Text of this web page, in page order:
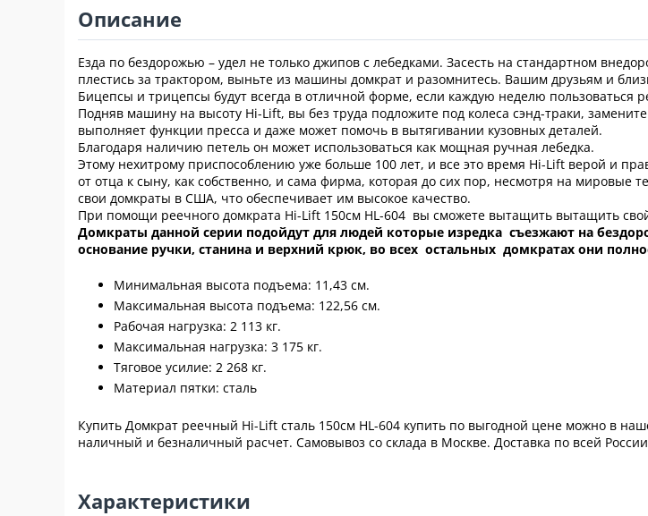
Описание
Езда по бездорожью – удел не только джипов с лебедками. Засесть на стандартном
плестись за трактором, выньте из машины домкрат и разомнитесь. Вашим друзьям и
Бицепсы и трицепсы будут всегда в отличной форме, если каждую неделю пользоваться
Подняв машину на высоту Hi-Lift, вы без труда подложите под колеса сэнд-траки,
выполняет функции пресса и даже может помочь в вытягивании кузовных деталей.
Благодаря наличию петель он может использоваться как мощная ручная лебедка.
Этому нехитрому приспособлению уже больше 100 лет, и все это время Hi-Lift верой и
от отца к сыну, как собственно, и сама фирма, которая до сих пор, несмотря на мировые
свои домкраты в США, что обеспечивает им высокое качество.
При помощи реечного домкрата Hi-Lift 150см HL-604 вы сможете вытащить вытащить
Домкраты данной серии подойдут для людей которые изредка съезжают на
основание ручки, станина и верхний крюк, во всех остальных домкратах они
Минимальная высота подъема: 11,43 см.
Максимальная высота подъема: 122,56 см.
Рабочая нагрузка: 2 113 кг.
Максимальная нагрузка: 3 175 кг.
Тяговое усилие: 2 268 кг.
Материал пятки: сталь
Купить Домкрат реечный Hi-Lift сталь 150см HL-604 купить по выгодной цене можно в
наличный и безналичный расчет. Самовывоз со склада в Москве. Доставка по всей
Характеристики